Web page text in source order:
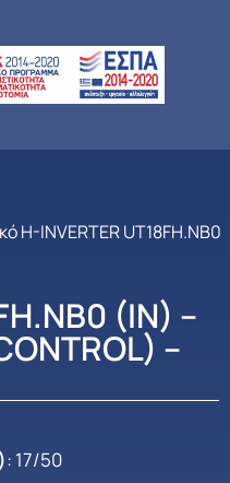
H-INVERTER UT18FH.NB0
(IN) –
–
: 17/50